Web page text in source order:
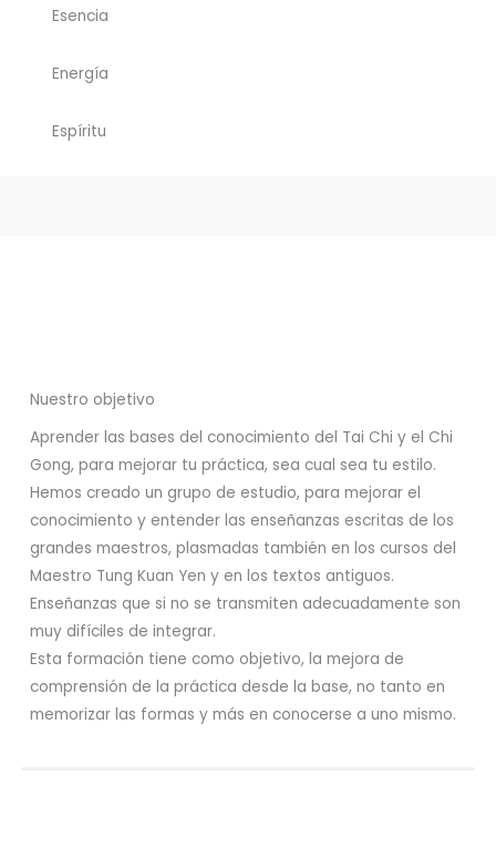
Esencia
Energía
Espíritu
Nuestro objetivo
Aprender las bases del conocimiento del Tai Chi y el Chi
Gong, para mejorar tu práctica, sea cual sea tu estilo.
Hemos creado un grupo de estudio, para mejorar el
conocimiento y entender las enseñanzas escritas de los
grandes maestros, plasmadas también en los cursos del
Maestro Tung Kuan Yen y en los textos antiguos.
Enseñanzas que si no se transmiten adecuadamente son
muy difíciles de integrar.
Esta formación tiene como objetivo, la mejora de
comprensión de la práctica desde la base, no tanto en
memorizar las formas y más en conocerse a uno mismo.